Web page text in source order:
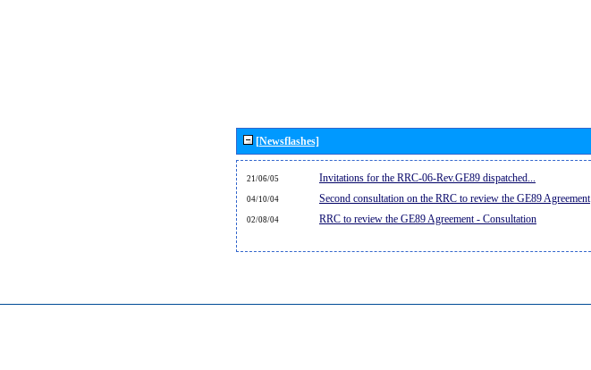
[Newsflashes]
21/06/05 Invitations for the RRC-06-Rev.GE89 dispatched...
04/10/04 Second consultation on the RRC to review the GE89 Agreement
02/08/04 RRC to review the GE89 Agreement - Consultation